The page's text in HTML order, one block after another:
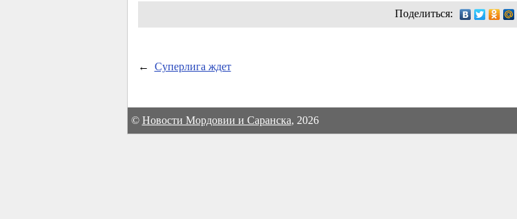
Поделиться:
← Суперлига ждет
© Новости Мордовии и Саранска, 2026